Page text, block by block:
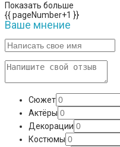
Показать больше
{{ pageNumber+1 }}
Ваше мнение
Сюжет
Актёры
Декорации
Костюмы